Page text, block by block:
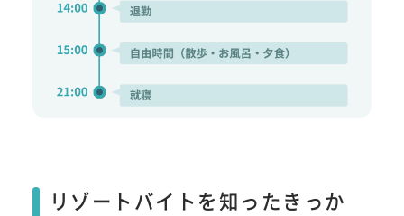
リゾートバイトを知ったきっか